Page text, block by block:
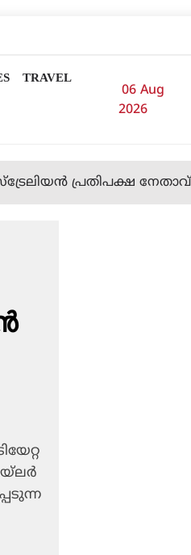
TRAVEL
06 Aug
2026
പ്രതിപക്ഷ